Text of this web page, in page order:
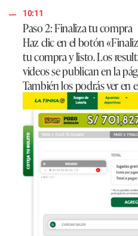
10:11
Paso 2: Finaliza tu compra
Haz clic en el botón
tu compra y listo. Los
videos se publican en la
También los podrás ver en